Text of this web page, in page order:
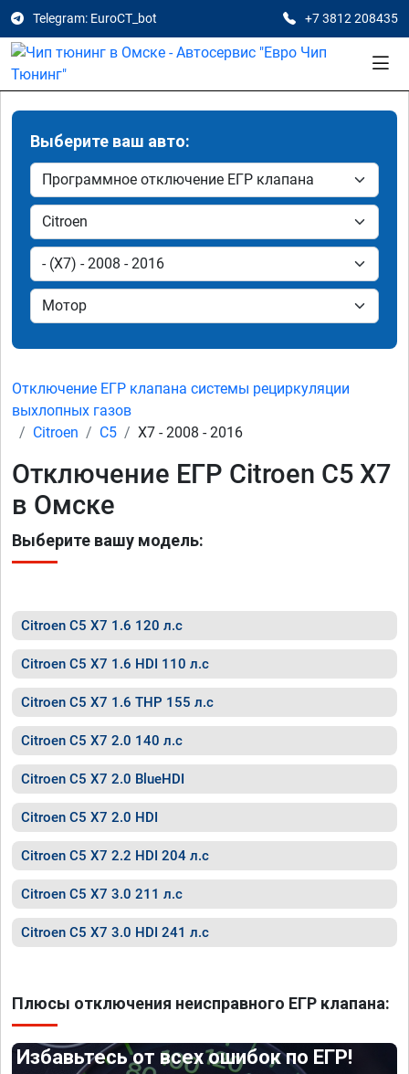
Telegram: EuroCT_bot +7 3812 208435
Выберите ваш авто:
Отключение ЕГР клапана системы рециркуляции
выхлопных газов
Citroen
C5 X7 - 2008 - 2016
Отключение ЕГР Citroen C5 X7
в Омске
Выберите вашу модель:
Citroen C5 X7 1.6 120 л.с
Citroen C5 X7 1.6 HDI 110 л.с
Citroen C5 X7 1.6 THP 155 л.с
Citroen C5 X7 2.0 140 л.с
Citroen C5 X7 2.0 BlueHDI
Citroen C5 X7 2.0 HDI
Citroen C5 X7 2.2 HDI 204 л.с
Citroen C5 X7 3.0 211 л.с
Citroen C5 X7 3.0 HDI 241 л.с
Плюсы отключения неисправного ЕГР клапана:
Избавьтесь от всех ошибок по ЕГР!